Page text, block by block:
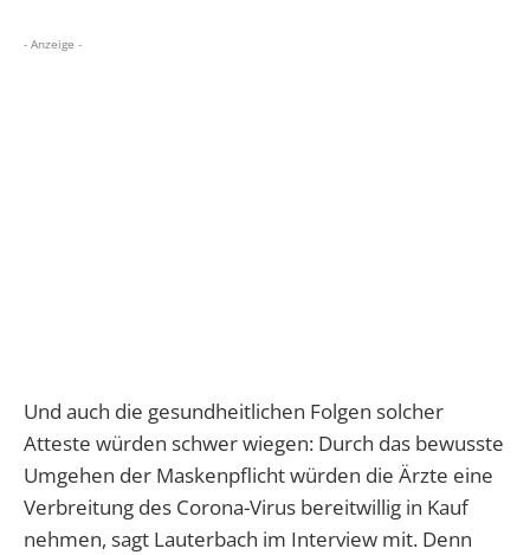
- Anzeige -
Und auch die gesundheitlichen Folgen solcher
Atteste würden schwer wiegen: Durch das bewusste
Umgehen der Maskenpflicht würden die Ärzte eine
Verbreitung des Corona-Virus bereitwillig in Kauf
nehmen, sagt Lauterbach im Interview mit. Denn